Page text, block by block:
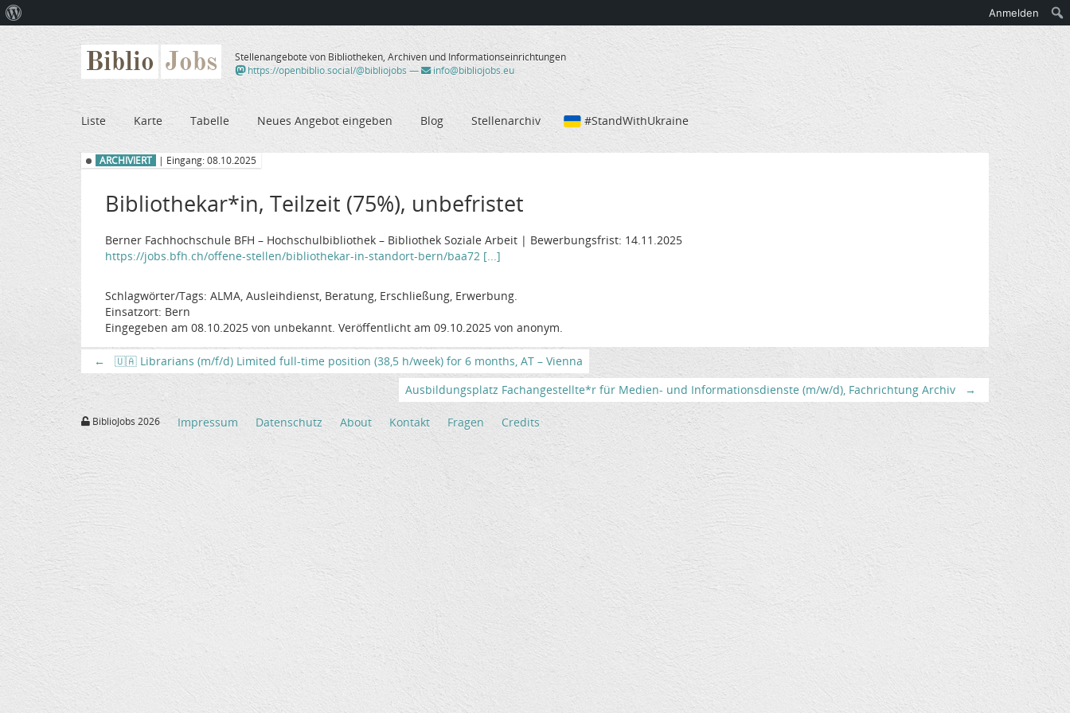
Biblio Jobs
Stellenangebote von Bibliotheken, Archiven und Informationseinrichtungen
https://openbiblio.social/@bibliojobs — info@bibliojobs.eu
Liste Karte Tabelle Neues Angebot eingeben Blog Stellenarchiv #StandWithUkraine
ARCHIVIERT | Eingang: 08.10.2025
Bibliothekar*in, Teilzeit (75%), unbefristet
Berner Fachhochschule BFH – Hochschulbibliothek – Bibliothek Soziale Arbeit | Bewerbungsfrist: 14.11.2025
https://jobs.bfh.ch/offene-stellen/bibliothekar-in-standort-bern/baa72 [...]
Schlagwörter/Tags: ALMA, Ausleihdienst, Beratung, Erschließung, Erwerbung.
Einsatzort: Bern
Eingegeben am 08.10.2025 von unbekannt. Veröffentlicht am 09.10.2025 von anonym.
←
🇺🇦 Librarians (m/f/d) Limited full-time position (38,5 h/week) for 6 months, AT – Vienna
Ausbildungsplatz Fachangestellte*r für Medien- und Informationsdienste (m/w/d), Fachrichtung Archiv
→
BiblioJobs 2026 Impressum Datenschutz About Kontakt Fragen Credits
WordPress
Anmelden